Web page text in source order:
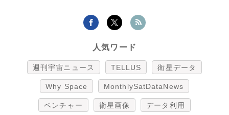
人気ワード
週刊宇宙ニュース TELLUS 衛星データ
Why Space MonthlySatDataNews
ベンチャー 衛星画像 データ利用